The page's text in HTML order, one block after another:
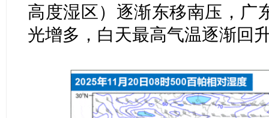
高度湿区）逐渐东移南压，广
光增多，白天最高气温逐渐回